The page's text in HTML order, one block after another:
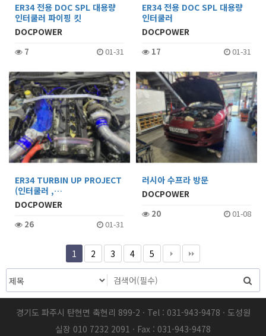
ER34 전용 DOC SPL 대용량
인터쿨러 파이핑 킷
DOCPOWER
7 01-31
ER34 전용 DOC SPL 대용량
인터쿨러
DOCPOWER
17 01-31
ER34 TURBIN UP PROJECT
(인터쿨러 ,…
DOCPOWER
26 01-31
러시아 수프라 방문
DOCPOWER
20 01-08
1 2 3 4 5
경기도 파주시 탄현면 축현리 899-2 · Tel : 031-943-9478 · 도성원
실장 010 7232 2091 · Fax : 031-943-9478